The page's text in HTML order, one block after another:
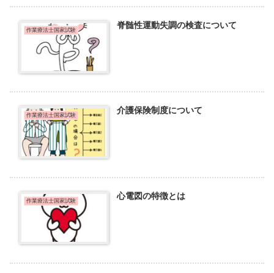
作業療法士国家試験 脊髄性運動失調の検査について
作業療法士国家試験 介護保険制度について
作業療法士国家試験 心電図の特徴とは